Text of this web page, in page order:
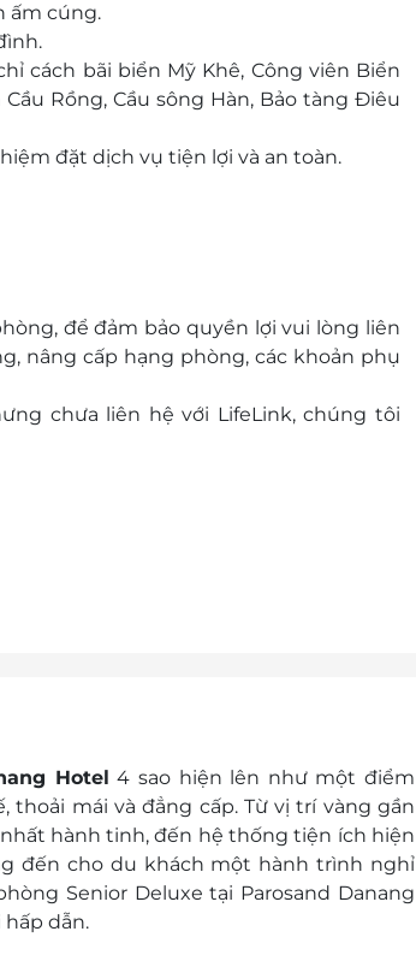
ấm cúng.
cách bãi biển Mỹ Khê, Công viên Biển
Rồng, Cầu sông Hàn, Bảo tàng Điêu
đặt dịch vụ tiện lợi và an toàn.
để đảm bảo quyền lợi vui lòng liên
nâng cấp hạng phòng, các khoản phụ
chưa liên hệ với LifeLink, chúng tôi
bơi vô cực ngoài trời
khu vực khác
phát sinh khác
với bố mẹ: 170,000 VNĐ/trẻ/đêm
Hotel 4 sao hiện lên như một điểm
mái và đẳng cấp. Từ vị trí vàng gần
hành tinh, đến hệ thống tiện ích hiện
đến cho du khách một hành trình nghỉ
Senior Deluxe tại Parosand Danang
hấp dẫn.